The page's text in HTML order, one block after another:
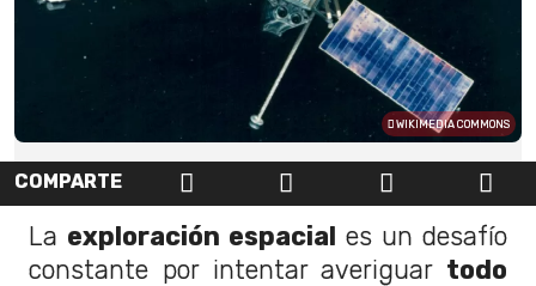
WIKIMEDIA COMMONS
COMPARTE
La exploración espacial es un desafío
constante por intentar averiguar todo